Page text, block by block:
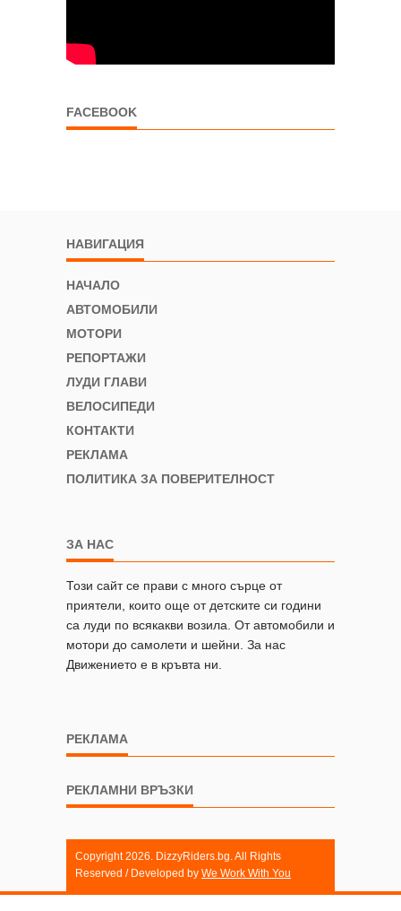
FACEBOOK
НАВИГАЦИЯ
НАЧАЛО
АВТОМОБИЛИ
МОТОРИ
РЕПОРТАЖИ
ЛУДИ ГЛАВИ
ВЕЛОСИПЕДИ
КОНТАКТИ
РЕКЛАМА
ПОЛИТИКА ЗА ПОВЕРИТЕЛНОСТ
ЗА НАС
Този сайт се прави с много сърце от
приятели, които още от детските си години
са луди по всякакви возила. От автомобили и
мотори до самолети и шейни. За нас
Движението е в кръвта ни.
РЕКЛАМА
РЕКЛАМНИ ВРЪЗКИ
Copyright 2026. DizzyRiders.bg. All Rights
Reserved / Developed by We Work With You